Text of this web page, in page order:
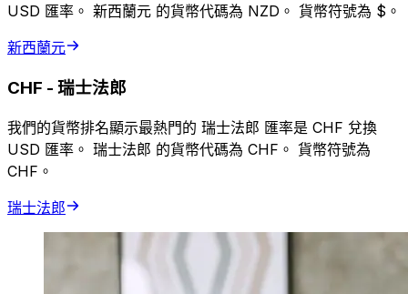
USD 匯率。 新西蘭元 的貨幣代碼為 NZD。 貨幣符號為 $。
新西蘭元
CHF - 瑞士法郎
我們的貨幣排名顯示最熱門的 瑞士法郎 匯率是 CHF 兌換
USD 匯率。 瑞士法郎 的貨幣代碼為 CHF。 貨幣符號為
CHF。
瑞士法郎